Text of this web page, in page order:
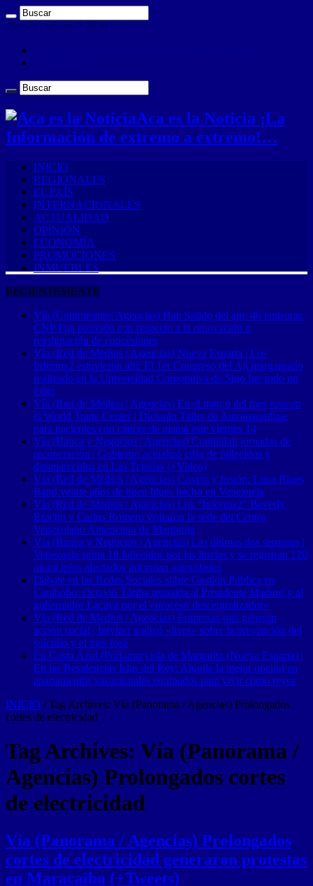
viernes , agosto 7 2026
Aca es la Noticia ¡La
Información de extremo a extremo!…
INICIO
REGIONALES
EL PAÍS
INTERNACIONALES
ACTUALIDAD
OPINIÓN
ECONOMÍA
PROMOCIONES
INMUEBLES
RECIENTEMENTE
Vía (Contrapunto| Agencias) Han Salido del aire 46 emisoras:
CNP Fija posición con respecto a la renovación o
reasignación de concesiones
Vía (Red de Medios | Agencias) Nueva Esparta | Los
Informa2 estuvieron allí: El 1er Congreso del Ají margariteño
realizado en la Universidad Corporativa de Sigo fue todo un
éxito
Vía (Red de Medios | Agencias) En el marco del mes rosa en
el World Trade Center | Dictarán Taller de Automaquillaje
para pacientes con cáncer de mama este viernes 14
Vía (Banca y Negocios | Agencias) Continúan jornadas de
recuperación | Gobierno actualizó cifra de fallecidos y
desaparecidos en Las Tejerías (+Video)
Vía (Red de Medios | Agencias) Covers y fusión: Luna Blues
Band veinte años de buen blues hecho en Venezuela
Vía (Red de Medios | Agencias) Los “Informa2” Beverly
Bracho y Carlos Romero visitaron la sede del Centro
Venezolano Americano de Margarita
Vía (Banca y Negocios | Agencias) Las últimas dos semanas |
Venezuela suma 18 fallecidos por las lluvias y se registran 120
municipios afectados informan autoridades
Debate en las Redes Sociales sobre Gestión Pública en
Carabobo: Octavio Táriba respalda al Presidente Maduro y al
gobernador Lacava por el «proceso descentralizador»
Vía (Red de Medios | Agencias) Empresas que generan
acción social | Intylact realizó «lives» sobre la prevención del
suicidio y el mes rosa
En Costa Azul (Porlamar) isla de Margarita (Nueva Esparta) |
En las Residencias Islas del Rey: Alquila la mejor opción en
apartamentos vacacionales equipados para vivir como reyes
INICIO / Tag Archives: Vía (Panorama / Agencias) Prolongados
cortes de electricidad
Tag Archives: Vía (Panorama /
Agencias) Prolongados cortes
de electricidad
Vía (Panorama / Agencias) Prolongados
cortes de electricidad generaron protestas
en Maracaibo (+Tweets)